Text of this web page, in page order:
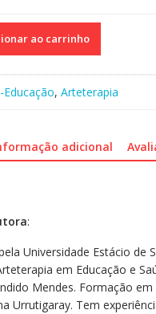
ao carrinho
Educação, Arteterapia
adicional
:
Universidade Estácio de
em Educação e
Mendes. Formação
Urrutigaray. Tem